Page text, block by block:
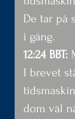
De tar på
i gång.
12:24 BBT:
I brevet
dom väl